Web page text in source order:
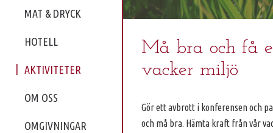
MAT & DRYCK
HOTELL
AKTIVITETER
OM OSS
OMGIVNINGAR
Må bra och få
vacker miljö
Gör ett avbrott i konferensen och
och må bra. Hämta kraft från vår